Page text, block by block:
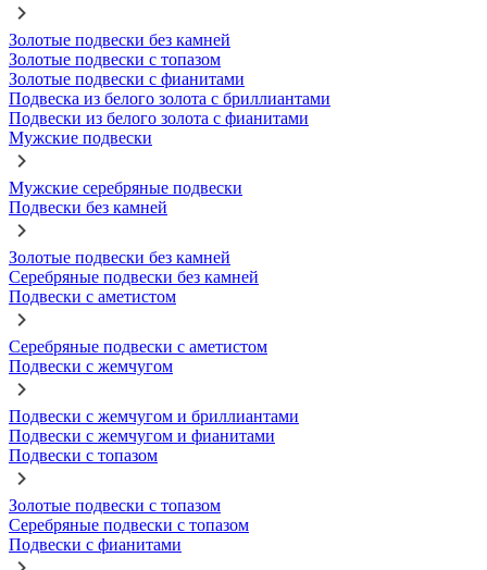
Золотые подвески без камней
Золотые подвески с топазом
Золотые подвески с фианитами
Подвеска из белого золота с бриллиантами
Подвески из белого золота с фианитами
Мужские подвески
Мужские серебряные подвески
Подвески без камней
Золотые подвески без камней
Серебряные подвески без камней
Подвески с аметистом
Серебряные подвески с аметистом
Подвески с жемчугом
Подвески с жемчугом и бриллиантами
Подвески с жемчугом и фианитами
Подвески с топазом
Золотые подвески с топазом
Серебряные подвески с топазом
Подвески с фианитами